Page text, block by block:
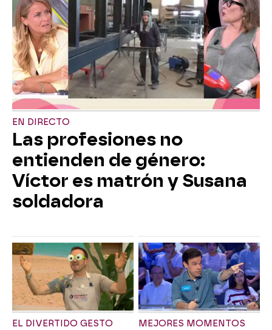
EN DIRECTO
Las profesiones no
entienden de género:
Víctor es matrón y Susana
soldadora
EL DIVERTIDO GESTO MEJORES MOMENTOS